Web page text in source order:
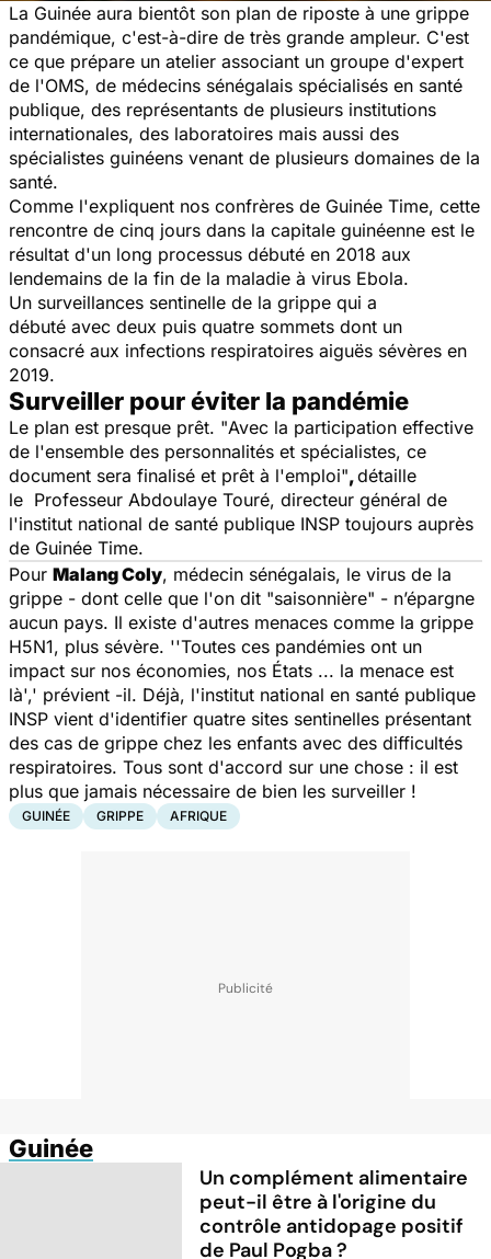
La Guinée aura bientôt son plan de riposte à une grippe
pandémique, c'est-à-dire de très grande ampleur. C'est
ce que prépare un atelier associant un groupe d'expert
de l'OMS, de médecins sénégalais spécialisés en santé
publique, des représentants de plusieurs institutions
internationales, des laboratoires mais aussi des
spécialistes guinéens venant de plusieurs domaines de la
santé.
Comme l'expliquent nos confrères de Guinée Time, cette
rencontre de cinq jours dans la capitale guinéenne est le
résultat d'un long processus débuté en 2018 aux
lendemains de la fin de la maladie à virus Ebola.
Un surveillances sentinelle de la grippe qui a
débuté avec deux puis quatre sommets dont un
consacré aux infections respiratoires aiguës sévères en
2019.
Surveiller pour éviter la pandémie
Le plan est presque prêt. "Avec la participation effective
de l'ensemble des personnalités et spécialistes, ce
document sera finalisé et prêt à l'emploi",détaille
le Professeur Abdoulaye Touré, directeur général de
l'institut national de santé publique INSP toujours auprès
de Guinée Time.
Pour Malang Coly, médecin sénégalais, le virus de la
grippe - dont celle que l'on dit "saisonnière" - n’épargne
aucun pays. Il existe d'autres menaces comme la grippe
H5N1, plus sévère. ''Toutes ces pandémies ont un
impact sur nos économies, nos États ... la menace est
là',' prévient -il. Déjà, l'institut national en santé publique
INSP vient d'identifier quatre sites sentinelles présentant
des cas de grippe chez les enfants avec des difficultés
respiratoires. Tous sont d'accord sur une chose : il est
plus que jamais nécessaire de bien les surveiller !
GUINÉE GRIPPE AFRIQUE
Guinée
Un complément alimentaire
peut-il être à l'origine du
contrôle antidopage positif
de Paul Pogba ?